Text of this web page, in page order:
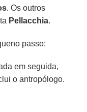
. Os outros
Pellacchia.
passo:
em seguida,
o antropólogo.